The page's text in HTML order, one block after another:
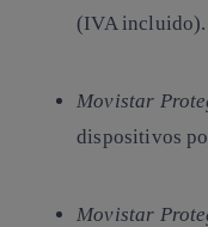
(IVA incluido).
Movistar
dispositivos
Movistar